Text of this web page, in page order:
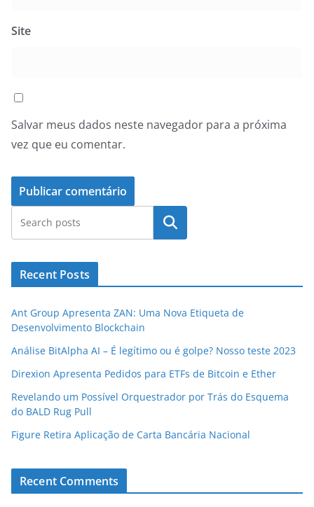
Site
Salvar meus dados neste navegador para a próxima
vez que eu comentar.
Pesquisar
Recent Posts
Ant Group Apresenta ZAN: Uma Nova Etiqueta de
Desenvolvimento Blockchain
Análise BitAlpha AI – É legítimo ou é golpe? Nosso teste 2023
Direxion Apresenta Pedidos para ETFs de Bitcoin e Ether
Revelando um Possível Orquestrador por Trás do Esquema
do BALD Rug Pull
Figure Retira Aplicação de Carta Bancária Nacional
Recent Comments